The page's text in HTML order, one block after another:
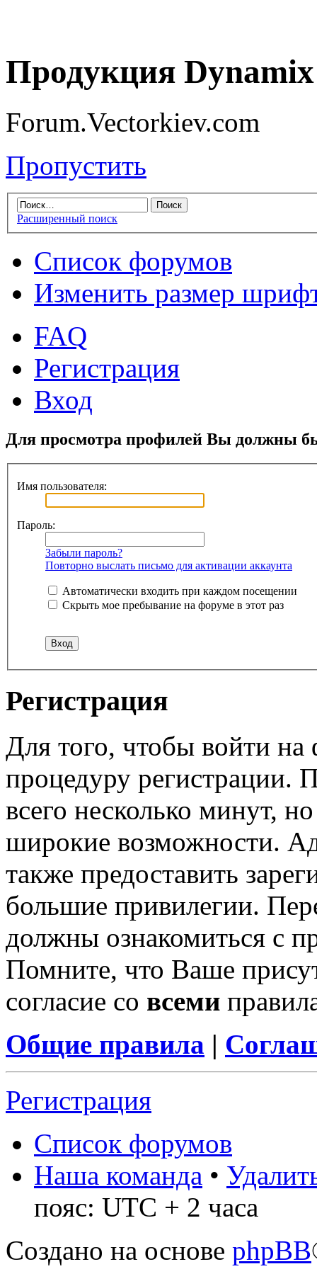
Продукция
Forum.Vectorkiev.com
Пропустить
Расширенный поиск
Список форумов
Изменить размер
FAQ
Регистрация
Вход
Для просмотра профилей Вы должны
Имя пользователя:
Пароль:
Забыли пароль?
Повторно выслать письмо для активации аккаунта
Автоматически входить при каждом посещении
Скрыть мое пребывание на форуме в этот раз
Регистрация
Для того, чтобы войти
процедуру регистрации.
всего несколько минут,
широкие возможности.
также предоставить
большие привилегии.
должны ознакомиться с
Помните, что Ваше
согласие со всеми
Общие правила |
Регистрация
Список форумов
Наша команда •
пояс: UTC + 2 часа
Создано на основе phpBB